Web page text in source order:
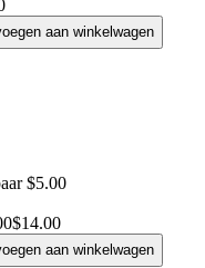
aan winkelwagen
$5.00
$14.00
aan winkelwagen